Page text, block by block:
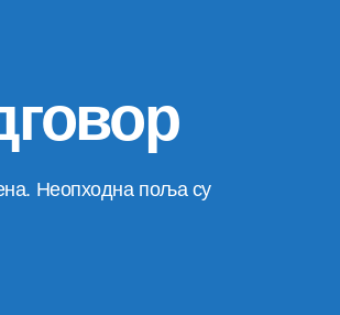
Неопходна поља су